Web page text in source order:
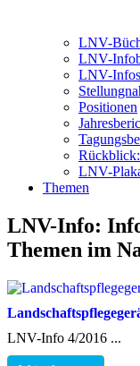
LNV-
LNV-
LNV-Infos
Positionen
LNV-
Themen
LNV-Info:
Themen im
LNV-Info 4/2016 ...